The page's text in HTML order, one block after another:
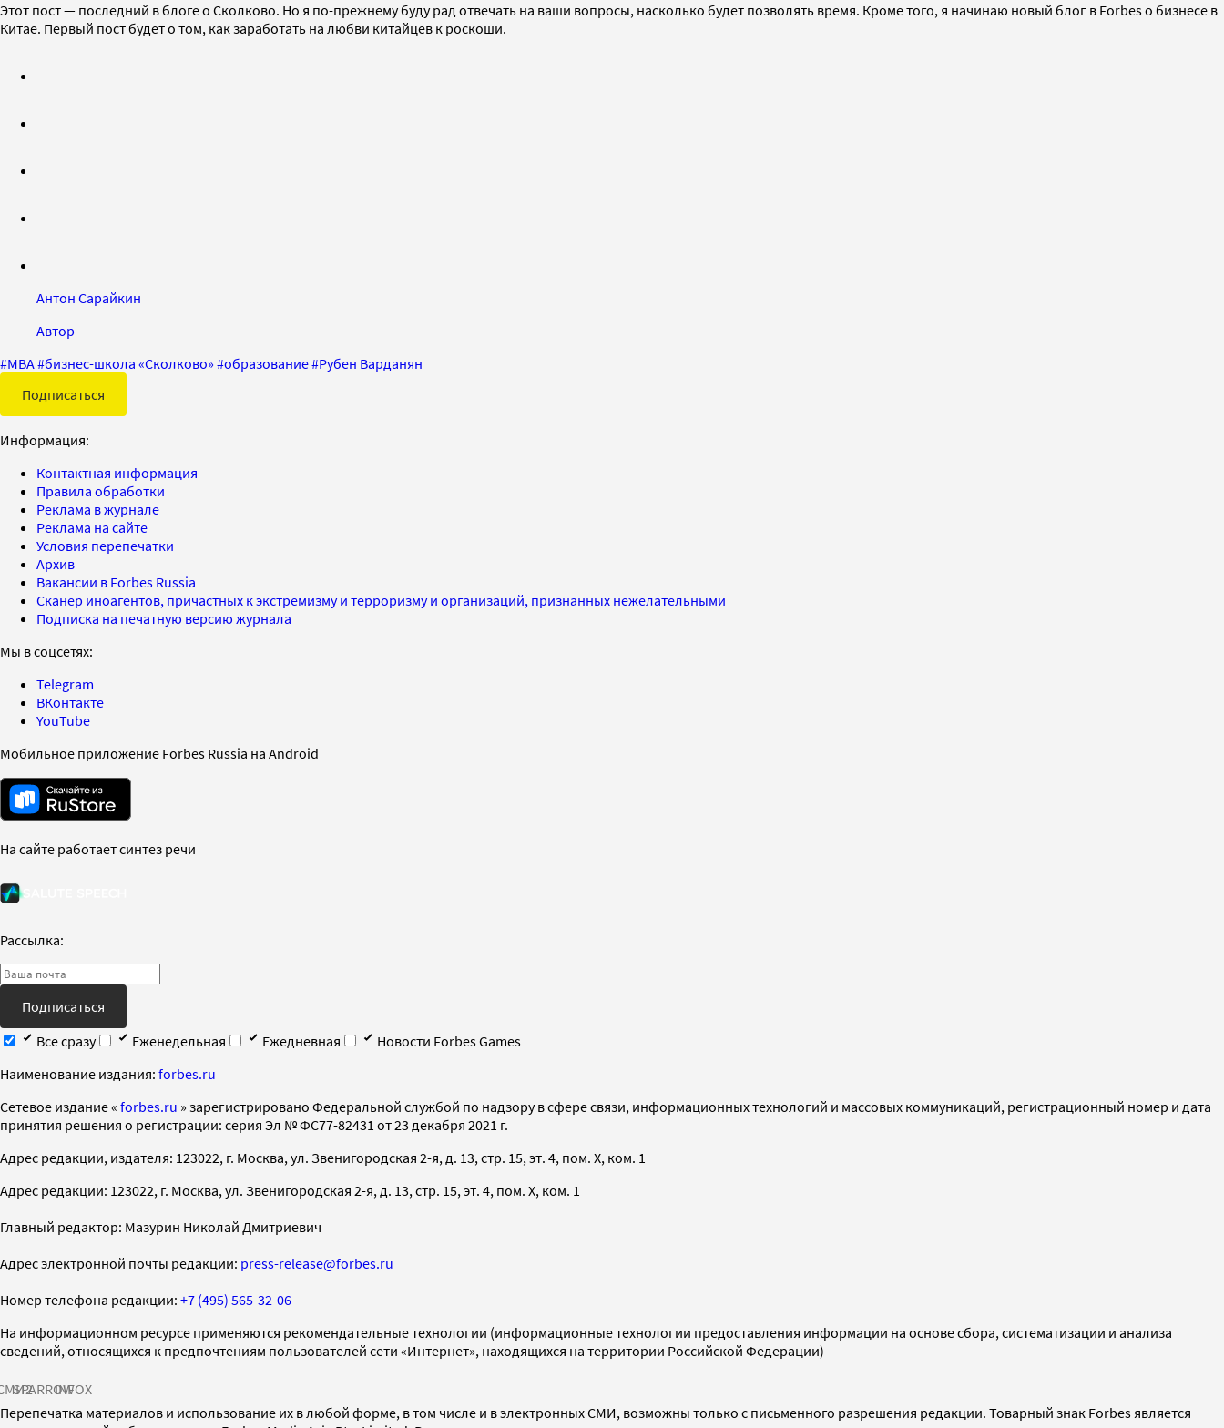
Этот пост — последний в блоге о Сколково. Но я по-прежнему буду рад отвечать на ваши вопросы, насколько будет позволять время. Кроме того, я начинаю новый блог в Forbes о бизнесе в
Китае. Первый пост будет о том, как заработать на любви китайцев к роскоши.
Антон Сарайкин
Автор
#MBA#бизнес-школа «Сколково» #образование#Рубен Варданян
Подписаться
Информация:
Контактная информация
Правила обработки
Реклама в журнале
Реклама на сайте
Условия перепечатки
Архив
Вакансии в Forbes Russia
Сканер иноагентов, причастных к экстремизму и терроризму и организаций, признанных нежелательными
Подписка на печатную версию журнала
Мы в соцсетях:
Telegram
ВКонтакте
YouTube
Мобильное приложение Forbes Russia на Android
На сайте работает синтез речи
Рассылка:
Подписаться
Все сразу
Еженедельная Ежедневная
Новости Forbes Games
Наименование издания: forbes.ru
Cетевое издание « forbes.ru » зарегистрировано Федеральной службой по надзору в сфере связи, информационных технологий и массовых коммуникаций, регистрационный номер и дата
принятия решения о регистрации: серия Эл № ФС77-82431 от 23 декабря 2021 г.
Адрес редакции, издателя: 123022, г. Москва, ул. Звенигородская 2-я, д. 13, стр. 15, эт. 4, пом. X, ком. 1
Адрес редакции: 123022, г. Москва, ул. Звенигородская 2-я, д. 13, стр. 15, эт. 4, пом. X, ком. 1
Главный редактор: Мазурин Николай Дмитриевич
Адрес электронной почты редакции: press-release@forbes.ru
Номер телефона редакции: +7 (495) 565-32-06
На информационном ресурсе применяются рекомендательные технологии (информационные технологии предоставления информации на основе сбора, систематизации и анализа
сведений, относящихся к предпочтениям пользователей сети «Интернет», находящихся на территории Российской Федерации)
SPARROWINFOX
Перепечатка материалов и использование их в любой форме, в том числе и в электронных СМИ, возможны только с письменного разрешения редакции. Товарный знак Forbes является